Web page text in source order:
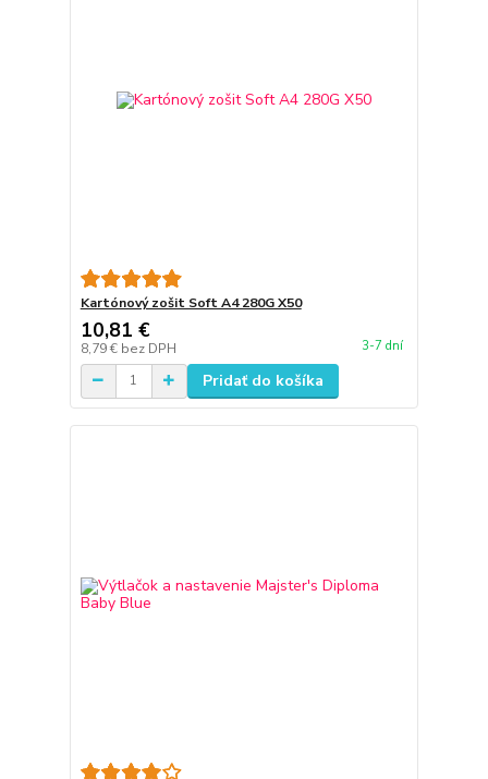
Kartónový zošit Soft A4 280G X50
10,81 €
8,79 € bez DPH 3-7 dní
Pridať do košíka